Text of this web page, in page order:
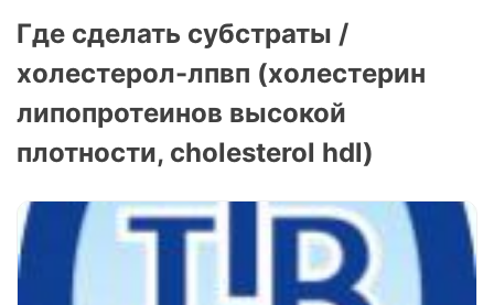
Где сделать субстраты /
холестерол-лпвп (холестерин
липопротеинов высокой
плотности, cholesterol hdl)